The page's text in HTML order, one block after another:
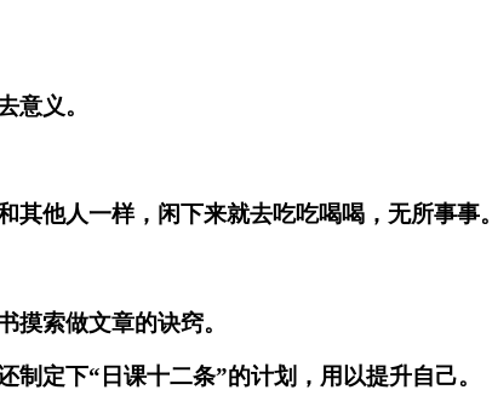
意义。
他人一样，闲下来就去吃吃喝喝，无所事事。
摸索做文章的诀窍。
定下“日课十二条”的计划，用以提升自己。